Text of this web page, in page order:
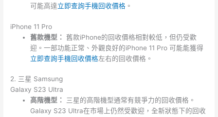
可能高達立即查詢手機回收價格 。
iPhone 11 Pro
舊款機型：
舊款iPhone的回收價格相對較低，但仍受歡
迎。一部功能正常、外觀良好的iPhone 11 Pro 可能能獲得
立即查詢手機回收價格左右的回收價格。
2. 三星 Samsung
Galaxy S23 Ultra
高階機型：
三星的高階機型通常有競爭力的回收價格。
Galaxy S23 Ultra在市場上仍然受歡迎，全新狀態下的回收